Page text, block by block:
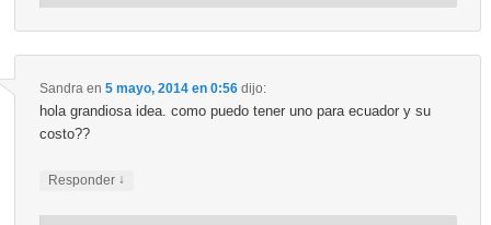
Sandraen 5 mayo, 2014 en 0:56 dijo:
hola grandiosa idea. como puedo tener uno para ecuador y su
costo??
Responder ↓